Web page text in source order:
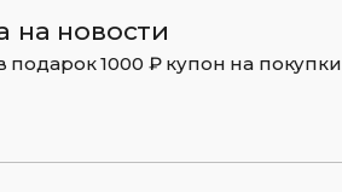
на новости
подарок 1000 ₽ купон на покупки